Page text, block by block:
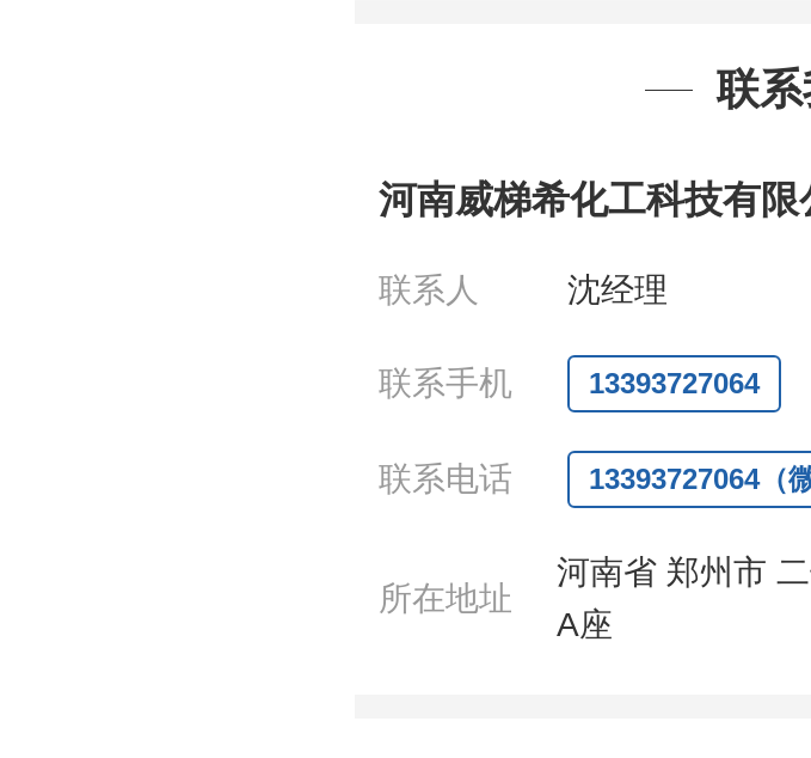
1Mg ;
我司对高校及科研单
,全额退款
:0371-
QQ:3930072831
:13393727064
联系人: 沈晓东(欢迎
联系
河南威梯希化工科技有限
联系人 沈经理
联系手机 13393727064
联系电话 13393727064（
所在地址
河南省 郑州市
A座